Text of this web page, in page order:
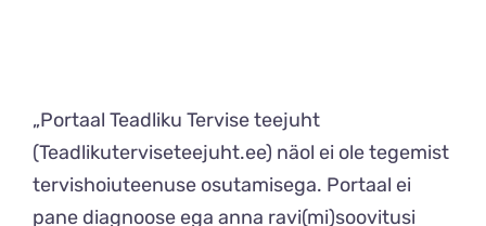
„Portaal Teadliku Tervise teejuht
(Teadlikuterviseteejuht.ee) näol ei ole tegemist
tervishoiuteenuse osutamisega. Portaal ei
pane diagnoose ega anna ravi(mi)soovitusi